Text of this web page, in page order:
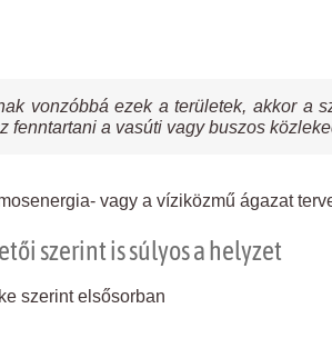
vonzóbbá ezek a területek, akkor a
fenntartani a vasúti vagy buszos
vagy a víziközmű ágazat
szerint is súlyos a helyzet
szerint elsősorban